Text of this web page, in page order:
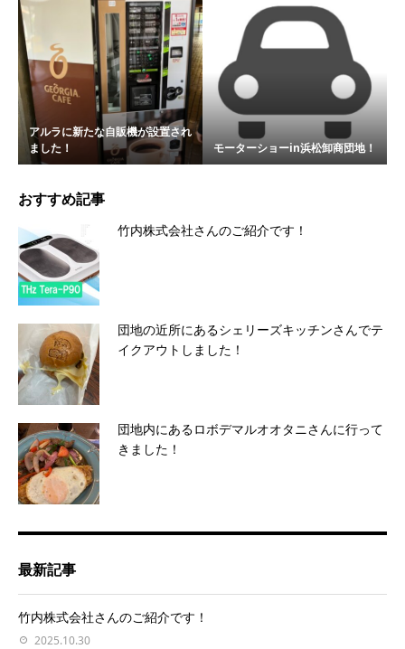
アルラに新たな自販機が設置され
ました！
モーターショーin浜松卸商団地！
おすすめ記事
竹内株式会社さんのご紹介です！
団地の近所にあるシェリーズキッチンさんでテ
イクアウトしました！
団地内にあるロボデマルオオタニさんに行って
きました！
最新記事
竹内株式会社さんのご紹介です！
2025.10.30